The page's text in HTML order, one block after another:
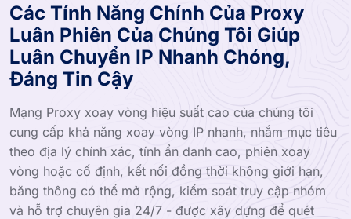
Các Tính Năng Chính Của Proxy
Luân Phiên Của Chúng Tôi Giúp
Luân Chuyển IP Nhanh Chóng,
Đáng Tin Cậy
Mạng Proxy xoay vòng hiệu suất cao của chúng tôi
cung cấp khả năng xoay vòng IP nhanh, nhắm mục tiêu
theo địa lý chính xác, tính ẩn danh cao, phiên xoay
vòng hoặc cố định, kết nối đồng thời không giới hạn,
băng thông có thể mở rộng, kiểm soát truy cập nhóm
và hỗ trợ chuyên gia 24/7 - được xây dựng để quét